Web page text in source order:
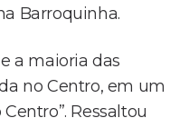
Barroquinha.
a maioria das
no Centro, em um
Ressaltou